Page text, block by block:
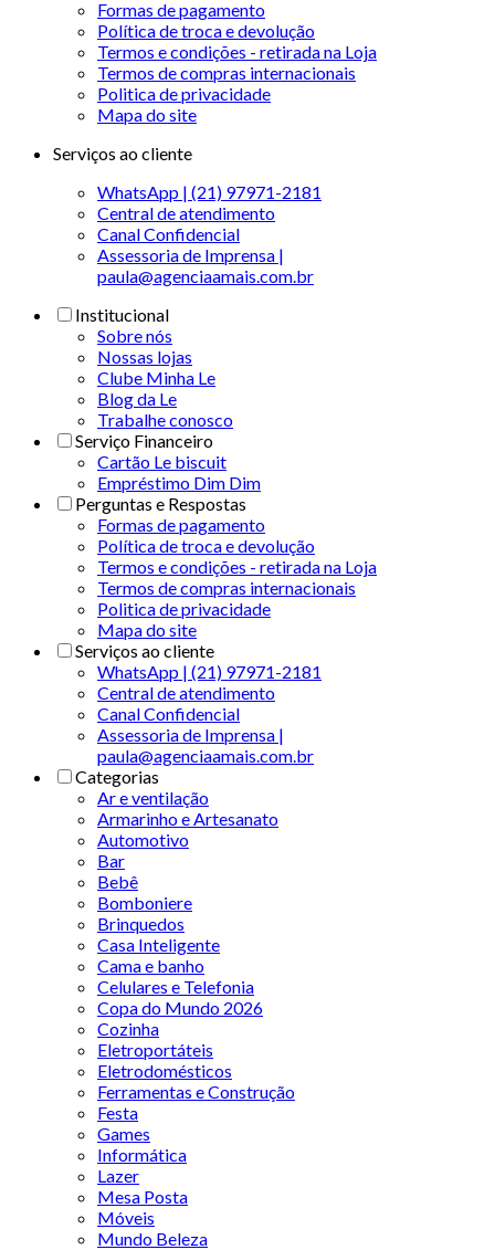
Formas de pagamento
Política de troca e devolução
Termos e condições - retirada na Loja
Termos de compras internacionais
Politica de privacidade
Mapa do site
Serviços ao cliente
WhatsApp | (21) 97971-2181
Central de atendimento
Canal Confidencial
Assessoria de Imprensa |
paula@agenciaamais.com.br
Institucional
Sobre nós
Nossas lojas
Clube Minha Le
Blog da Le
Trabalhe conosco
Serviço Financeiro
Cartão Le biscuit
Empréstimo Dim Dim
Perguntas e Respostas
Formas de pagamento
Política de troca e devolução
Termos e condições - retirada na Loja
Termos de compras internacionais
Politica de privacidade
Mapa do site
Serviços ao cliente
WhatsApp | (21) 97971-2181
Central de atendimento
Canal Confidencial
Assessoria de Imprensa |
paula@agenciaamais.com.br
Categorias
Ar e ventilação
Armarinho e Artesanato
Automotivo
Bar
Bebê
Bomboniere
Brinquedos
Casa Inteligente
Cama e banho
Celulares e Telefonia
Copa do Mundo 2026
Cozinha
Eletroportáteis
Eletrodomésticos
Ferramentas e Construção
Festa
Games
Informática
Lazer
Mesa Posta
Móveis
Mundo Beleza